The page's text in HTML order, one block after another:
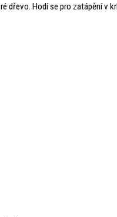
dřevo. Hodí se pro zatápění v